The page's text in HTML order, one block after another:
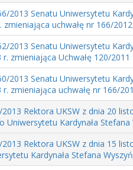
2013 Senatu Uniwersytetu
zmieniająca uchwałę nr 166/
2013 Senatu Uniwersytetu
zmieniająca Uchwałę 120/
2013 Senatu Uniwersytetu
zmieniająca uchwałę nr 166/
Rektora UKSW z dnia 20
Uniwersytetu Kardynała
Rektora UKSW z dnia 15
Kardynała Stefana